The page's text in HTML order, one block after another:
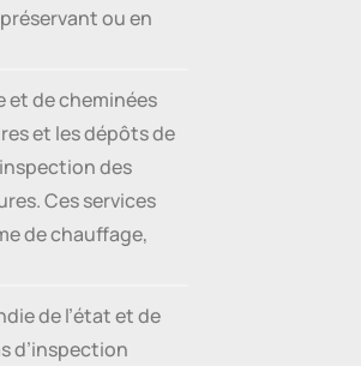
ou en
et de cheminées
et les dépôts de
des
Ces services
de chauffage,
de l’état et de
d’inspection